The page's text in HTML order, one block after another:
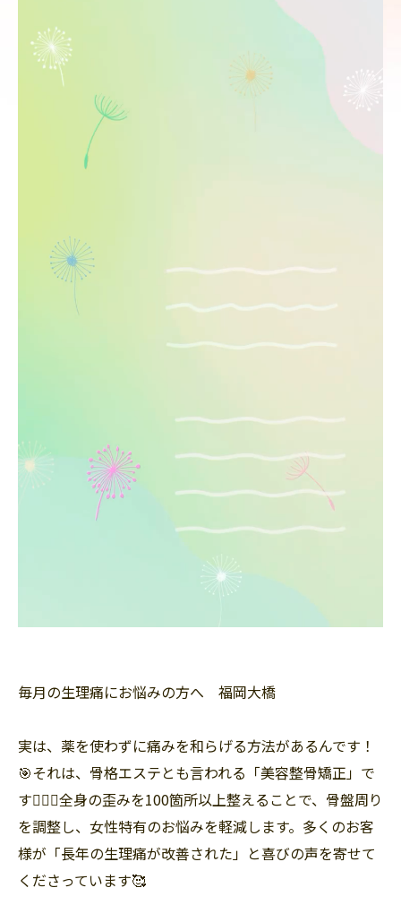
毎月の生理痛にお悩みの方へ 福岡大橋
実は、薬を使わずに痛みを和らげる方法があるんです！
🎯それは、骨格エステとも言われる「美容整骨矯正」で
す💆‍♀️✨全身の歪みを100箇所以上整えることで、骨盤周り
を調整し、女性特有のお悩みを軽減します。多くのお客
様が「長年の生理痛が改善された」と喜びの声を寄せて
くださっています🥰